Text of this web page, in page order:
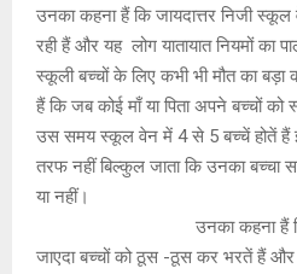
उनका कहना हैं कि जायदात्तर निजी
रही हैं और यह लोग यातायात नियमों का
स्कूली बच्चों के लिए कभी भी मौत का
हैं कि जब कोई माँ या पिता अपने बच्चों
उस समय स्कूल वेन में 4 से 5 बच्चें होतें हैं
तरफ नहीं बिल्कुल जाता कि उनका बच्चा
या नहीं।
उनका कहना हैं कि निजी
जाएदा बच्चों को ठूस -ठूस कर भरतें हैं